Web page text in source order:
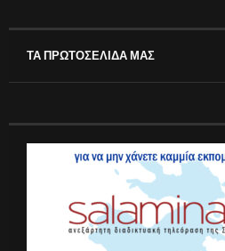
ΤΑ ΠΡΩΤΟΣΕΛΙΔΑ ΜΑΣ